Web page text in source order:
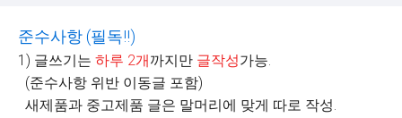
준수사항 (필독!!)
1) 글쓰기는 하루 2개까지만 글작성가능.
(준수사항 위반 이동글 포함)
새제품과 중고제품 글은 말머리에 맞게 따로 작성.